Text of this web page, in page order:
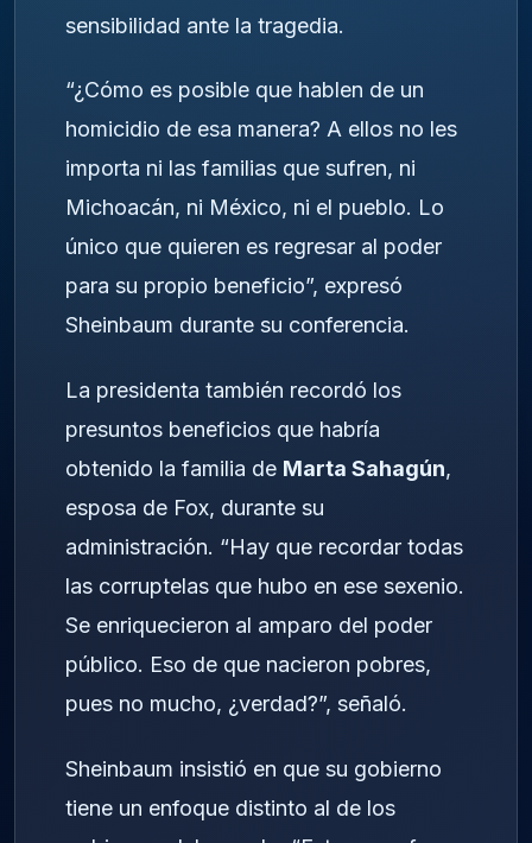
sensibilidad ante la tragedia.
“¿Cómo es posible que hablen de un
homicidio de esa manera? A ellos no les
importa ni las familias que sufren, ni
Michoacán, ni México, ni el pueblo. Lo
único que quieren es regresar al poder
para su propio beneficio”, expresó
Sheinbaum durante su conferencia.
La presidenta también recordó los
presuntos beneficios que habría
obtenido la familia de Marta Sahagún,
esposa de Fox, durante su
administración. “Hay que recordar todas
las corruptelas que hubo en ese sexenio.
Se enriquecieron al amparo del poder
público. Eso de que nacieron pobres,
pues no mucho, ¿verdad?”, señaló.
Sheinbaum insistió en que su gobierno
tiene un enfoque distinto al de los